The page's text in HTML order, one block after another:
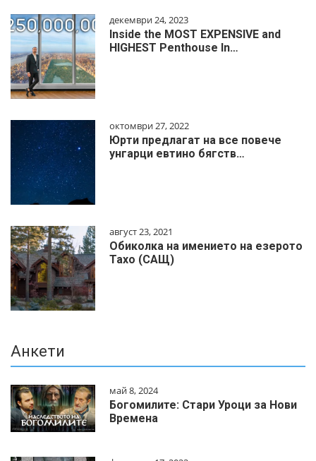
декември 24, 2023
Inside the MOST EXPENSIVE and
HIGHEST Penthouse In…
октомври 27, 2022
Юрти предлагат на все повече
унгарци евтино бягств…
август 23, 2021
Обиколка на имението на езерото
Тахо (САЩ)
Анкети
май 8, 2024
Богомилите: Стари Уроци за Нови
Времена